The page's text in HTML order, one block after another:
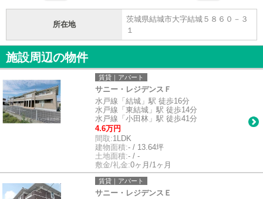
所在地
茨城県結城市大字結城５８６０－３
１
施設周辺の物件
賃貸｜アパート
サニー・レジデンスＦ
水戸線「結城」駅 徒歩16分
水戸線「東結城」駅 徒歩14分
水戸線「小田林」駅 徒歩41分
4.6万円
間取:1LDK
建物面積:- / 13.64坪
土地面積:- / -
敷金/礼金:0ヶ月/1ヶ月
賃貸｜アパート
サニー・レジデンスＥ